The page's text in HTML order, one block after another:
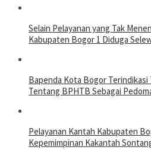
Selain Pelayanan yang Tak
Kabupaten Bogor 1 Diduga
Bapenda Kota Bogor
Tentang BPHTB Sebagai
Pelayanan Kantah Kabupaten
Kepemimpinan Kakantah